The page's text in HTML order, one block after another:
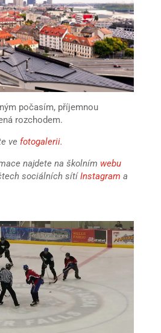
počasím, příjemnou
rozchodem.
ve fotogalerii.
najdete na školním webu
sociálních sítíInstagram a